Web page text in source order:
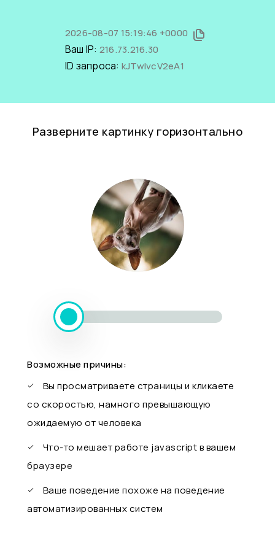
2026-08-07 15:19:46 +0000
Ваш IP: 216.73.216.30
ID запроса: kJTwlvcV2eA1
Разверните картинку горизонтально
Возможные причины:
Вы просматриваете страницы и кликаете
со скоростью, намного превышающую
ожидаемую от человека
Что-то мешает работе javascript в вашем
браузере
Ваше поведение похоже на поведение
автоматизированных систем